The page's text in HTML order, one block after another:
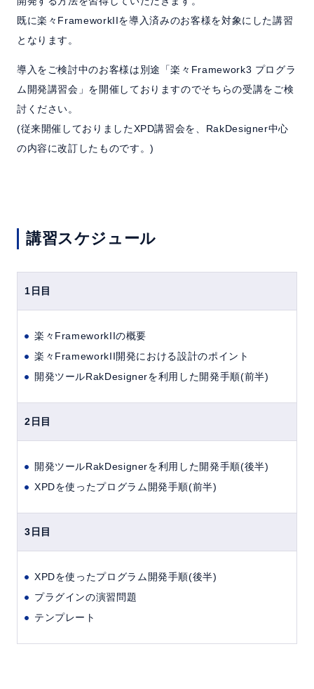
ホーム 製品情報
既に楽々FrameworkIIを導入済みのお客様を対象にした講習
となります。
導入をご検討中のお客様は別途「楽々Framework3 プログラ
ム開発講習会」を開催しておりますのでそちらの受講をご検
討ください。
(従来開催しておりましたXPD講習会を、RakDesigner中心
の内容に改訂したものです。)
講習スケジュール
1日目
楽々FrameworkIIの概要
楽々FrameworkII開発における設計のポイント
開発ツールRakDesignerを利用した開発手順(前半)
2日目
開発ツールRakDesignerを利用した開発手順(後半)
XPDを使ったプログラム開発手順(前半)
3日目
XPDを使ったプログラム開発手順(後半)
プラグインの演習問題
テンプレート